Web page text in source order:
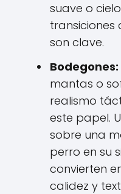
suave o
transiciones
son clave.
Bodegones:
mantas o
realismo
este papel.
sobre una
perro en su
convierten
calidez y